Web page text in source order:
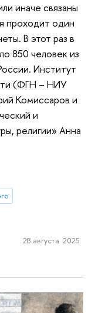
иначе связаны
проходит один
В этот раз в
850 человек из
Институт
(ФГН – НИУ
Комиссаров и
и
религии» Анна
28 августа 2025